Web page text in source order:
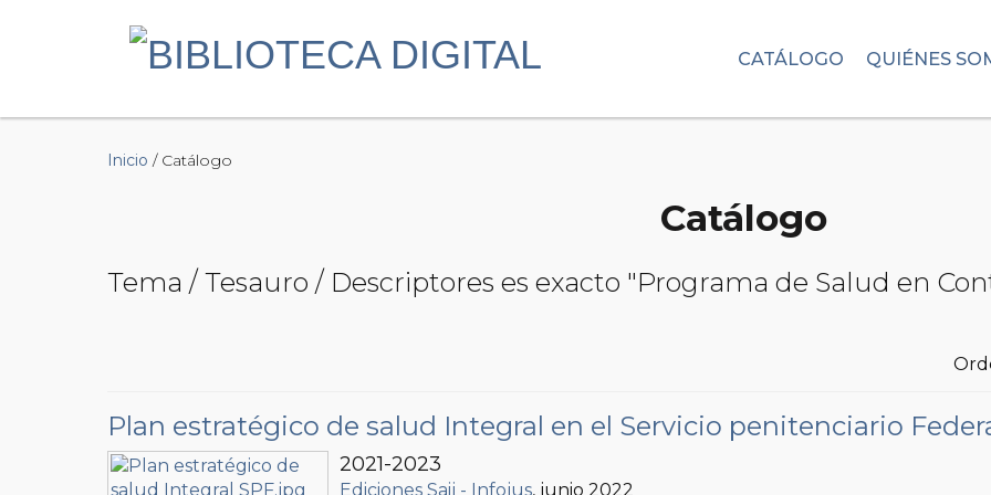
CATÁLOGO QUIÉNES
Inicio / Catálogo
Catálogo
Tema / Tesauro / Descriptores es exacto "Programa de Salud en
Plan estratégico de salud Integral en el Servicio penitenciario
2021-2023
Ediciones Saij - Infojus, junio 2022